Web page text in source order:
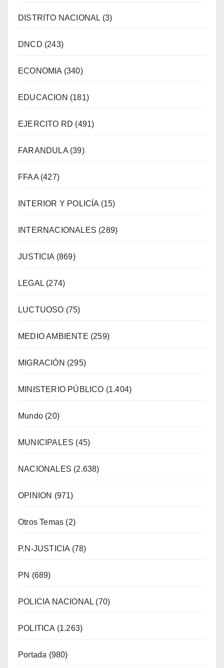
DISTRITO NACIONAL (3)
DNCD (243)
ECONOMIA (340)
EDUCACION (181)
EJERCITO RD (491)
FARANDULA(39)
FFAA(427)
INTERIOR Y POLICÍA (15)
INTERNACIONALES (289)
JUSTICIA (869)
LEGAL (274)
LUCTUOSO (75)
MEDIO AMBIENTE (259)
MIGRACIÓN (295)
MINISTERIO PÚBLICO (1.404)
Mundo (20)
MUNICIPALES (45)
NACIONALES (2.638)
OPINION (971)
Otros Temas (2)
P.N-JUSTICIA (78)
PN (689)
POLICIA NACIONAL (70)
POLITICA (1.263)
Portada (980)